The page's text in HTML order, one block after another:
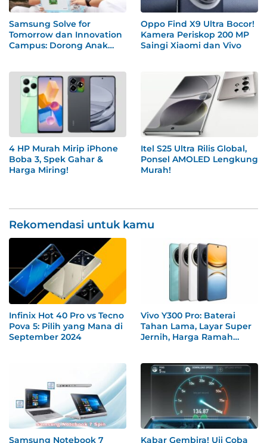
Samsung Solve for
Tomorrow dan Innovation
Campus: Dorong Anak
Oppo Find X9 Ultra Bocor!
Kamera Periskop 200 MP
Saingi Xiaomi dan Vivo
4 HP Murah Mirip iPhone
Boba 3, Spek Gahar &
Harga Miring!
Itel S25 Ultra Rilis Global,
Ponsel AMOLED Lengkung
Murah!
Rekomendasi untuk kamu
Infinix Hot 40 Pro vs Tecno
Pova 5: Pilih yang Mana di
September 2024
Vivo Y300 Pro: Baterai
Tahan Lama, Layar Super
Jernih, Harga Ramah
Samsung Notebook 7 Kabar Gembira! Uji Coba